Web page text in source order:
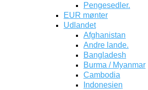
Pengesedler.
EUR mønter
Udlandet
Afghanistan
Andre lande.
Bangladesh
Burma / Myanmar
Cambodia
Indonesien